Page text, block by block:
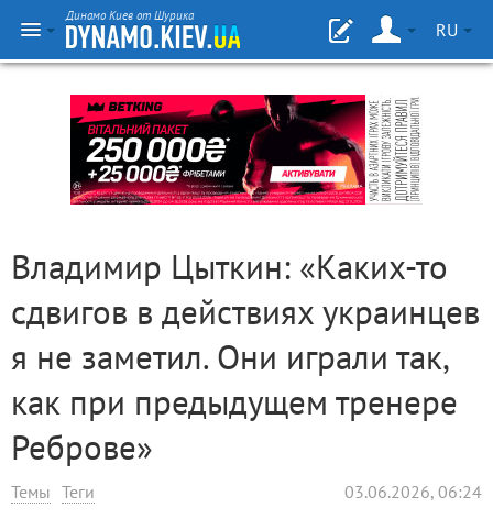
Динамо Киев от Шурика
RU
Владимир Цыткин: «Каких-то
сдвигов в действиях украинцев
я не заметил. Они играли так,
как при предыдущем тренере
Реброве»
Темы Теги 03.06.2026, 06:24